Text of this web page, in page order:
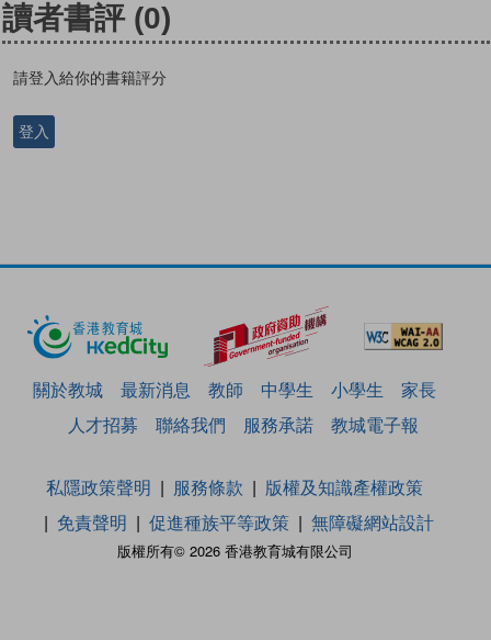
讀者書評 (0)
請登入給你的書籍評分
登入
關於教城 最新消息 教師 中學生 小學生
家長
人才招募
聯絡我們 服務承諾 教城電子報
版權所有© 2026 香港教育城有限公司
私隱政策聲明 服務條款
版權及知識產權政策
免責聲明
促進種族平等政策 無障礙網站設計